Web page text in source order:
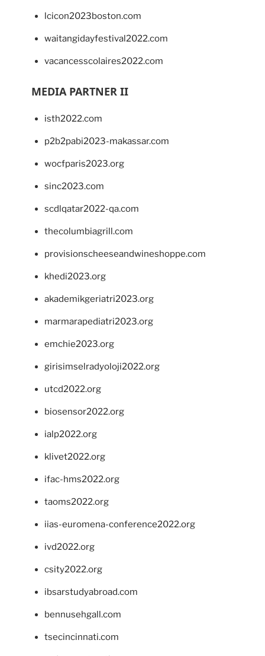
lcicon2023boston.com
waitangidayfestival2022.com
vacancesscolaires2022.com
MEDIA PARTNER II
isth2022.com
p2b2pabi2023-makassar.com
wocfparis2023.org
sinc2023.com
scdlqatar2022-qa.com
thecolumbiagrill.com
provisionscheeseandwineshoppe.com
khedi2023.org
akademikgeriatri2023.org
marmarapediatri2023.org
emchie2023.org
girisimselradyoloji2022.org
utcd2022.org
biosensor2022.org
ialp2022.org
klivet2022.org
ifac-hms2022.org
taoms2022.org
iias-euromena-conference2022.org
ivd2022.org
csity2022.org
ibsarstudyabroad.com
bennusehgall.com
tsecincinnati.com